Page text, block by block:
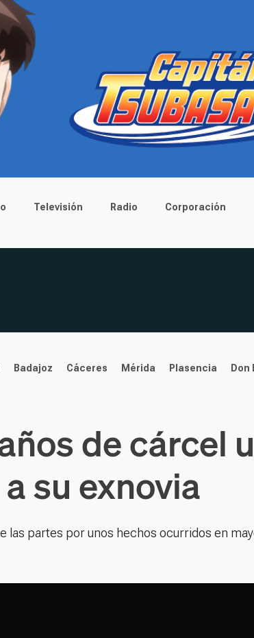
Televisión Radio Corporación
Badajoz Cáceres Mérida Plasencia Don
de cárcel
su exnovia
las partes por unos hechos ocurridos en